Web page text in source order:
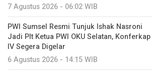
7 Agustus 2026 - 06:02 WIB
PWI Sumsel Resmi Tunjuk Ishak Nasroni
Jadi Plt Ketua PWI OKU Selatan, Konferkap
IV Segera Digelar
6 Agustus 2026 - 14:15 WIB